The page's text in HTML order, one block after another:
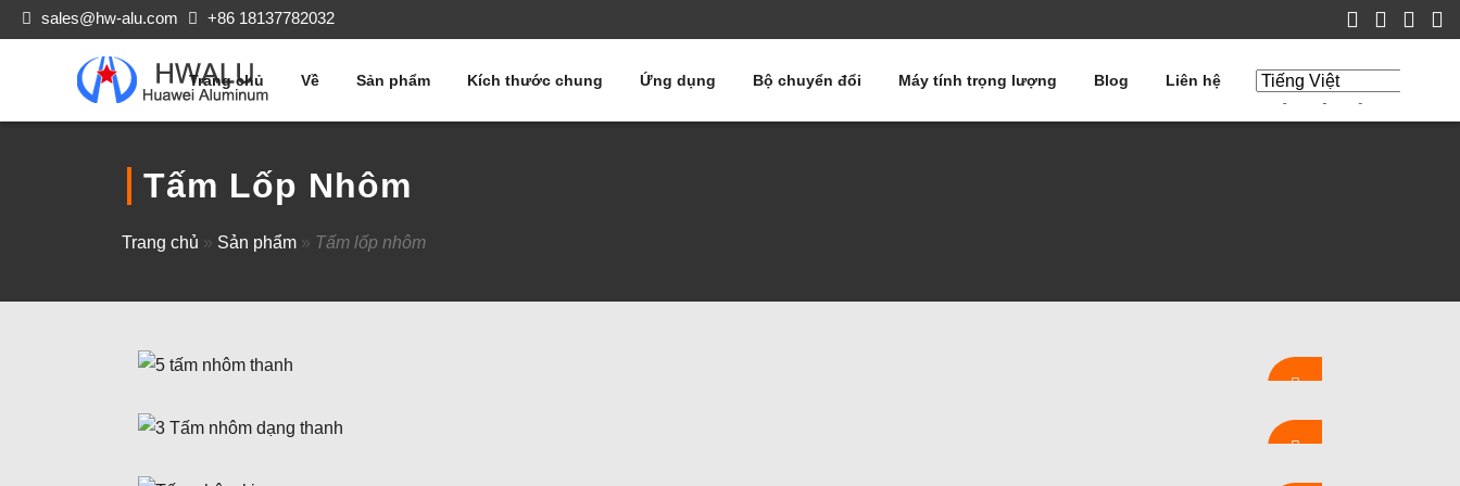
sales@hw-alu.com +86 18137782032
Trang chủ Về Sản phẩm Kích thước chung Ứng dụng Bộ chuyển đổi Máy tính trọng lượng Blog Liên hệ
Tấm Lốp Nhôm
Trang chủ » Sản phẩm » Tấm lốp nhôm